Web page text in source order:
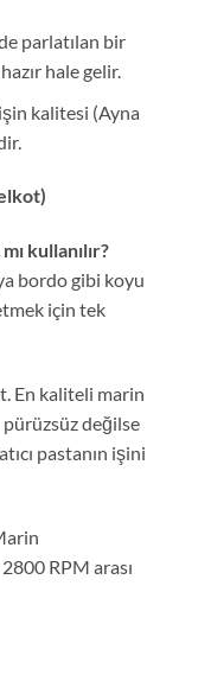
parlatılan bir
hale gelir.
kalitesi (Ayna
kullanılır?
bordo gibi koyu
için tek
En kaliteli marin
pürüzsüz değilse
pastanın işini
RPM arası